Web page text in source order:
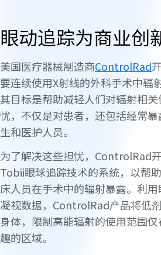
眼动追踪为商业创
美国医疗器械制造商ControlRad
要连续使用X射线的外科手术中辐
其目标是帮助减轻人们对辐射相
忧，不仅是对患者，还包括经常
生和医护人员。
为了解决这些担忧，ControlRad
Tobii眼球追踪技术的系统，以帮
床人员在手术中的辐射暴露。利
凝视数据，ControlRad产品将低
身体，限制高能辐射的使用范围
趣的区域。